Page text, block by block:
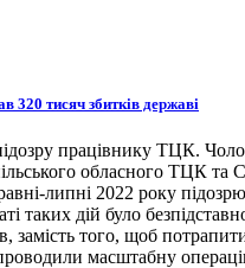
320 тисяч збитків державі
працівнику ТЦК.
обласного ТЦК та
липні 2022 року
таких дій було
замість того, щоб
масштабну